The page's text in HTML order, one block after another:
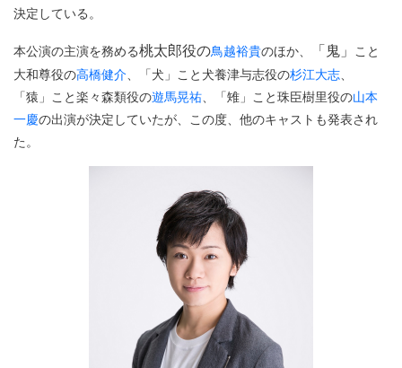
決定している。
本公演の主演を務める桃太郎役の鳥越裕貴のほか、 「鬼」 こと
大和尊役の高橋健介、「犬」こと犬養津与志役の杉江大志、
「猿」こと楽々森類役の遊馬晃祐、「雉」こと珠臣樹里役の山本
一慶の出演が決定していたが、この度、他のキャストも発表され
た。